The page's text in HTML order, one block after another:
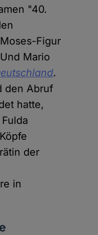
"40.
Figur
Mario
.
den Abruf
hatte,
der
in